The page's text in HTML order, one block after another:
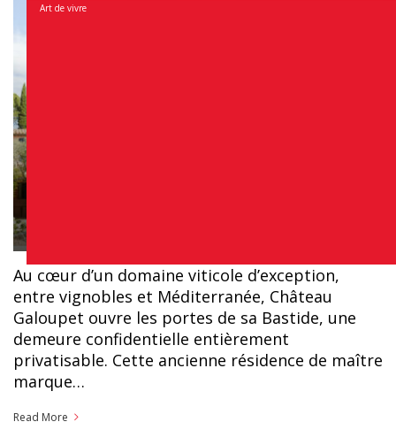
Art de vivre
Au cœur d’un domaine viticole d’exception,
entre vignobles et Méditerranée, Château
Galoupet ouvre les portes de sa Bastide, une
demeure confidentielle entièrement
privatisable. Cette ancienne résidence de maître
marque…
Read More